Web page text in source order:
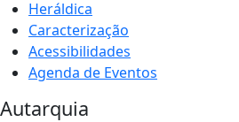
Heráldica
Caracterização
Acessibilidades
Agenda de Eventos
Autarquia